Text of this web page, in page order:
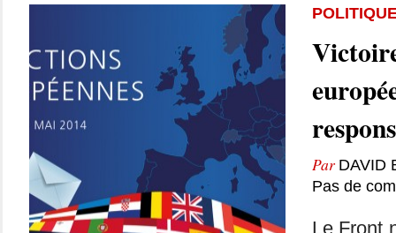
Par DAVID
Pas de
Le Front